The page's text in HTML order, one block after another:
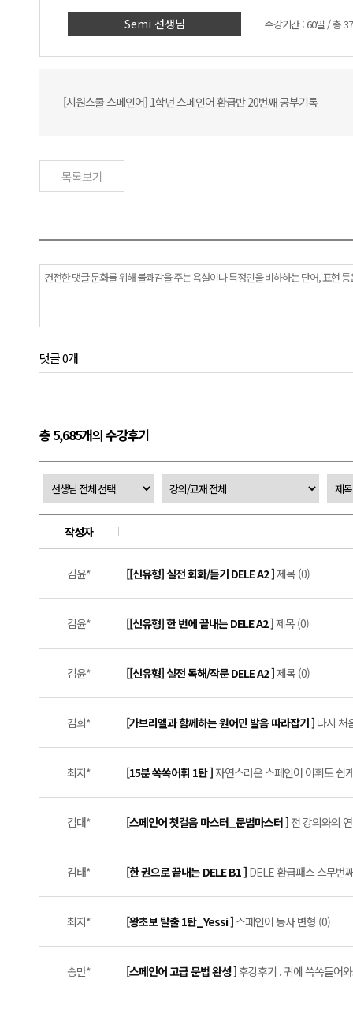
Semi 선생님
에 입력된 실생활 회화
인어에 대한 자신감
수강기간 : 60일 / 총
[시원스쿨 스페인어] 1학년 스페인어 환급반 20번째 공부기록
목록보기
댓글 0개
총 5,685개의 수강후기
작성자
김윤* [[신유형] 실전 회화/듣기 DELE A2 ]제목 (0)
김윤* [[신유형] 한 번에 끝내는 DELE A2 ]제목 (0)
김윤* [[신유형] 실전 독해/작문 DELE A2 ]제목 (0)
김희* [가브리엘과 함께하는 원어민 발음 따라잡기 ] 다시 처
최지* [15분 쏙쏙어휘 1탄 ]자연스러운 스페인어 어휘도 쉽
김대* [스페인어 첫걸음 마스터_문법마스터 ] 전 강의와의
김태* [한 권으로 끝내는 DELE B1 ] DELE 환급패스 스무번
최지* [왕초보 탈출 1탄_Yessi ]스페인어 동사 변형 (0)
송만* [스페인어 고급 문법 완성 ]후강후기 . 귀에 쏙쏙들어